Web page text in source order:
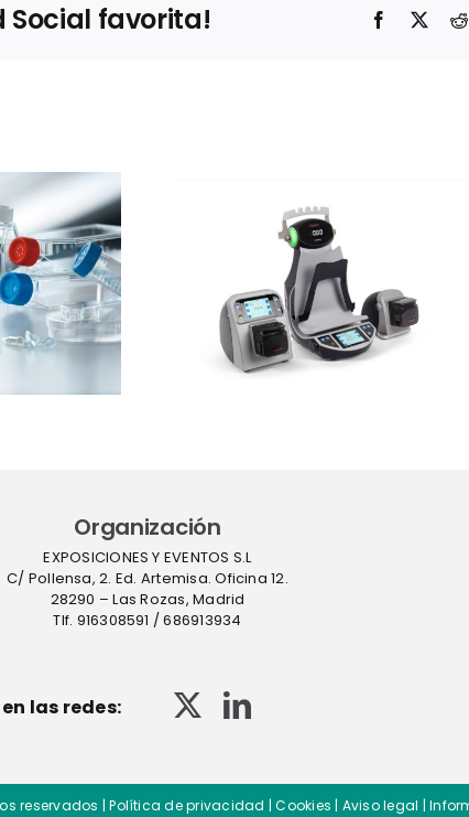
Social favorita! Facebook
X
Fisher
el
Thermo
en
CleanHub+
exponen una
estrategia de
barreras
sucesivas para el
control de
Organización
EXPOSICIONES Y EVENTOS S.L
C/ Pollensa, 2. Ed. Artemisa. Oficina 12.
28290 – Las Rozas, Madrid
Tlf. 916308591 / 686913934
las redes:
reservados |Política de privacidad |Cookies | Aviso legal |